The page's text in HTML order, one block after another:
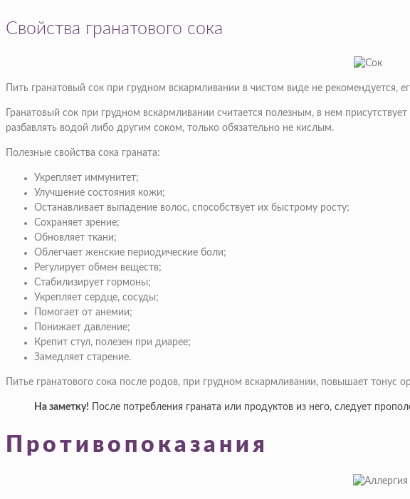
Свойства гранатового сока
Пить гранатовый сок при грудном вскармливании в чистом виде не рекомендуется,
Гранатовый сок при грудном вскармливании считается полезным, в нем
разбавлять водой либо другим соком, только обязательно не кислым.
Полезные свойства сока граната:
Укрепляет иммунитет;
Улучшение состояния кожи;
Останавливает выпадение волос, способствует их быстрому росту;
Сохраняет зрение;
Обновляет ткани;
Облегчает женские периодические боли;
Регулирует обмен веществ;
Стабилизирует гормоны;
Укрепляет сердце, сосуды;
Помогает от анемии;
Понижает давление;
Крепит стул, полезен при диарее;
Замедляет старение.
Питье гранатового сока после родов, при грудном вскармливании, повышает тонус
На заметку! После потребления граната или продуктов из него, следует
Противопоказания